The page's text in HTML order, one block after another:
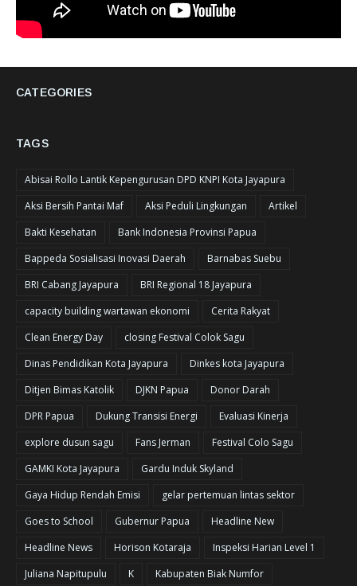
CATEGORIES
TAGS
Abisai Rollo Lantik Kepengurusan DPD KNPI Kota Jayapura
Aksi Bersih Pantai Maf
Aksi Peduli Lingkungan
Artikel
Bakti Kesehatan
Bank Indonesia Provinsi Papua
Bappeda Sosialisasi Inovasi Daerah
Barnabas Suebu
BRI Cabang Jayapura
BRI Regional 18 Jayapura
capacity building wartawan ekonomi
Cerita Rakyat
Clean Energy Day
closing Festival Colok Sagu
Dinas Pendidikan Kota Jayapura
Dinkes kota Jayapura
Ditjen Bimas Katolik
DJKN Papua
Donor Darah
DPR Papua
Dukung Transisi Energi
Evaluasi Kinerja
explore dusun sagu
Fans Jerman
Festival Colo Sagu
GAMKI Kota Jayapura
Gardu Induk Skyland
Gaya Hidup Rendah Emisi
gelar pertemuan lintas sektor
Goes to School
Gubernur Papua
Headline New
Headline News
Horison Kotaraja
Inspeksi Harian Level 1
Juliana Napitupulu
K
Kabupaten Biak Numfor